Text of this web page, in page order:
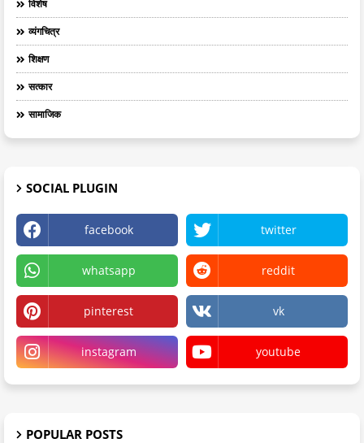
विशेष
व्यंगचित्र
शिक्षण
सत्कार
सामाजिक
SOCIAL PLUGIN
facebook twitter
whatsapp reddit
pinterest vk
instagram youtube
POPULAR POSTS